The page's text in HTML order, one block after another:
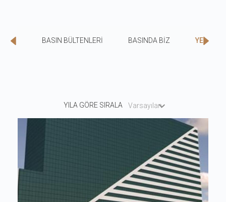
BASIN BÜLTENLERİ BASINDA BİZ YENİ
YILA GÖRE SIRALA Varsayılan